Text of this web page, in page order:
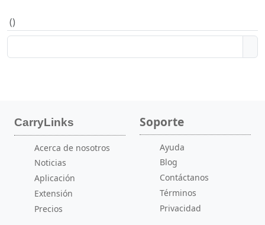
()
CarryLinks
Acerca de nosotros
Noticias
Aplicación
Extensión
Precios
Soporte
Ayuda
Blog
Contáctanos
Términos
Privacidad